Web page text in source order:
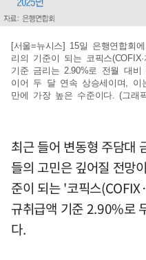
[서울=뉴시스] 15일 은행연합회
리의 기준이 되는 코픽스
기준 금리는 2.90%로 전월 대비
이어 두 달 연속 상승세이며, 이
만에 가장 높은 수준이다. (그래
최근 들어 변동형 주담대
들의 고민은 깊어질 전망
준이 되는 '코픽스
규취급액 기준 2.90%로
다.